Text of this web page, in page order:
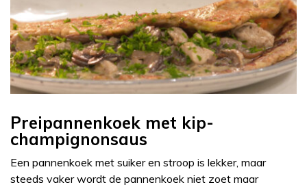
Preipannenkoek met kip-
champignonsaus
Een pannenkoek met suiker en stroop is lekker, maar
steeds vaker wordt de pannenkoek niet zoet maar